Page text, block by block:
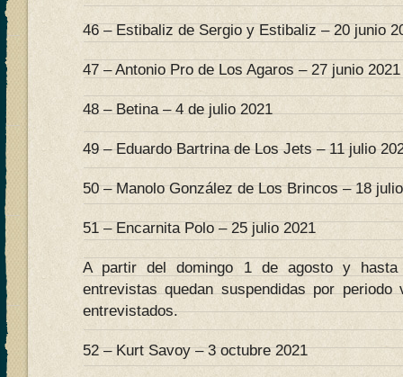
46 – Estibaliz de Sergio y Estibaliz – 20 junio
47 – Antonio Pro de Los Agaros – 27 junio 2021
48 – Betina – 4 de julio 2021
49 – Eduardo Bartrina de Los Jets – 11 julio
50 – Manolo González de Los Brincos – 18
51 – Encarnita Polo – 25 julio 2021
A partir del domingo 1 de agosto y
entrevistas quedan suspendidas por
entrevistados.
52 – Kurt Savoy – 3 octubre 2021